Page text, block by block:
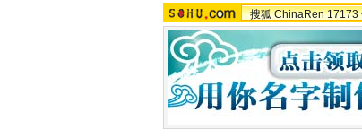
搜狐 ChinaRen 17173